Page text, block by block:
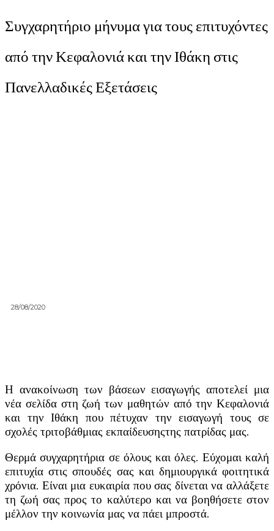
Συγχαρητήριο μήνυμα για τους επιτυχόντες
από την Κεφαλονιά και την Ιθάκη στις
Πανελλαδικές Εξετάσεις
28/08/2020
Η ανακοίνωση των βάσεων εισαγωγής αποτελεί μια
νέα σελίδα στη ζωή των μαθητών από την Κεφαλονιά
και την Ιθάκη που πέτυχαν την εισαγωγή τους σε
σχολές τριτοβάθμιας εκπαίδευσηςτης πατρίδας μας.
Θερμά συγχαρητήρια σε όλους και όλες. Εύχομαι καλή
επιτυχία στις σπουδές σας και δημιουργικά φοιτητικά
χρόνια. Είναι μια ευκαιρία που σας δίνεται να αλλάξετε
τη ζωή σας προς το καλύτερο και να βοηθήσετε στον
μέλλον την κοινωνία μας να πάει μπροστά.